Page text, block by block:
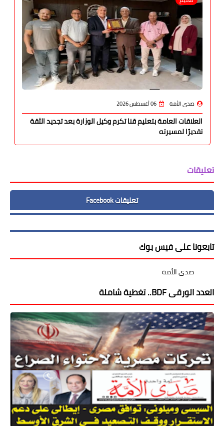
صدى الأمة 06 أغسطس 2026
العلاقات العامة بتعليم قنا تكرم وكيل الوزارة بعد تجديد الثقة
تقديرًا لمسيرته
تعليقات
تعليقات Facebook
تابعونا على فيس بوك
‏صدى الأمة ‏
العدد الورقى BDF.. تغطية شاملة